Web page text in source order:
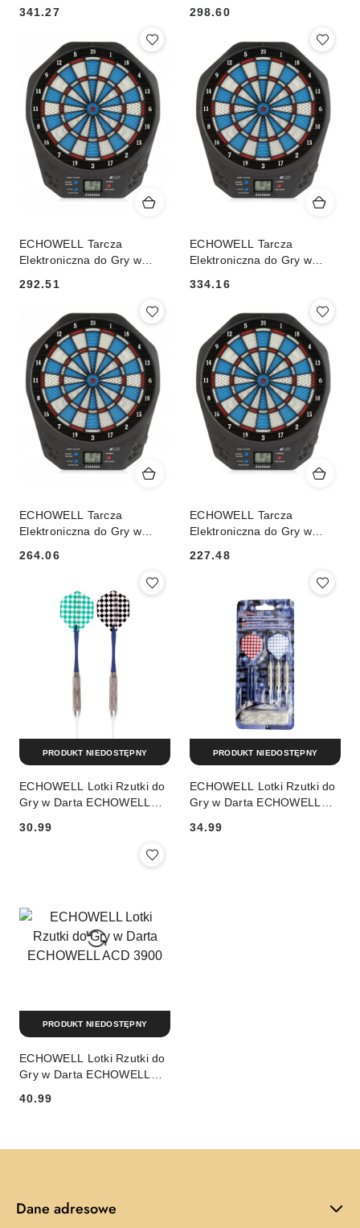
341.27 298.60
ECHOWELL Tarcza
Elektroniczna do Gry w
Cena:
292.51
ECHOWELL Tarcza
Elektroniczna do Gry w
Cena:
334.16
ECHOWELL Tarcza
Elektroniczna do Gry w
264.06
ECHOWELL Tarcza
Elektroniczna do Gry w
227.48
ECHOWELL Lotki Rzutki do
Gry w Darta ECHOWELL
Cena:
30.99
PRODUKT NIEDOSTĘPNY
ECHOWELL Lotki Rzutki do
Gry w Darta ECHOWELL
Cena:
34.99
PRODUKT NIEDOSTĘPNY
ECHOWELL Lotki Rzutki do
Gry w Darta ECHOWELL
Cena:
40.99
PRODUKT NIEDOSTĘPNY
Dane adresowe